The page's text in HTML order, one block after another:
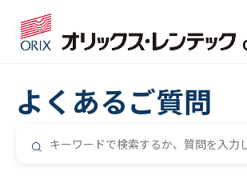
よくあるご質問